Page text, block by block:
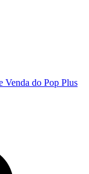
Venda do Pop Plus